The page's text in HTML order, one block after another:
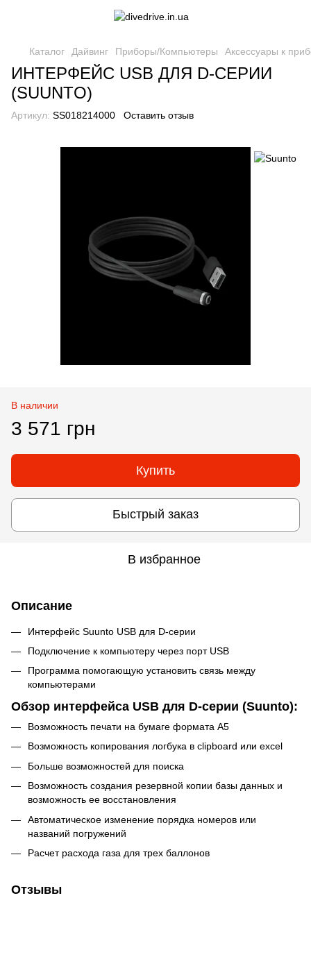
Каталог Дайвинг Приборы/Компьютеры Аксессуары к
ИНТЕРФЕЙС USB ДЛЯ D-СЕРИИ
(SUUNTO)
Артикул: SS018214000 Оставить отзыв
В наличии
3 571 грн
Купить
Быстрый заказ
В избранное
Описание
Интерфейс Suunto USB для D-серии
Подключение к компьютеру через порт USB
Программа помогающую установить связь между
компьютерами
Обзор интерфейса USB для D-серии (Suunto):
Возможность печати на бумаге формата A5
Возможность копирования логбука в clipboard или excel
Больше возможностей для поиска
Возможность создания резервной копии базы данных и
возможность ее восстановления
Автоматическое изменение порядка номеров или
названий погружений
Расчет расхода газа для трех баллонов
Отзывы